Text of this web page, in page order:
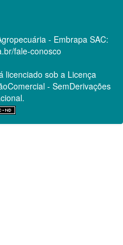
- Embrapa SAC:
fale-conosco
licenciado sob a Licença
- SemDerivações